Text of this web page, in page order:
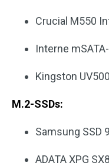
Crucial M550
Interne
Kingston
M.2-SSDs:
Samsung SSD
ADATA XPG